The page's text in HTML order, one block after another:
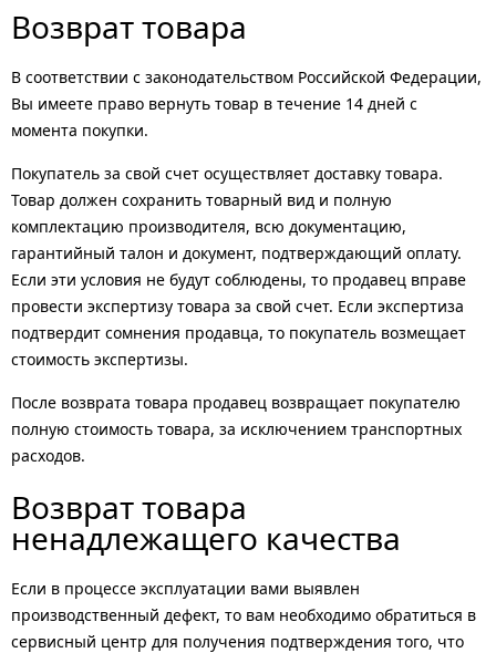
Возврат товара
В соответствии с законодательством Российской Федерации,
Вы имеете право вернуть товар в течение 14 дней с
момента покупки.
Покупатель за свой счет осуществляет доставку товара.
Товар должен сохранить товарный вид и полную
комплектацию производителя, всю документацию,
гарантийный талон и документ, подтверждающий оплату.
Если эти условия не будут соблюдены, то продавец вправе
провести экспертизу товара за свой счет. Если экспертиза
подтвердит сомнения продавца, то покупатель возмещает
стоимость экспертизы.
После возврата товара продавец возвращает покупателю
полную стоимость товара, за исключением транспортных
расходов.
Возврат товара
ненадлежащего качества
Если в процессе эксплуатации вами выявлен
производственный дефект, то вам необходимо обратиться в
сервисный центр для получения подтверждения того, что